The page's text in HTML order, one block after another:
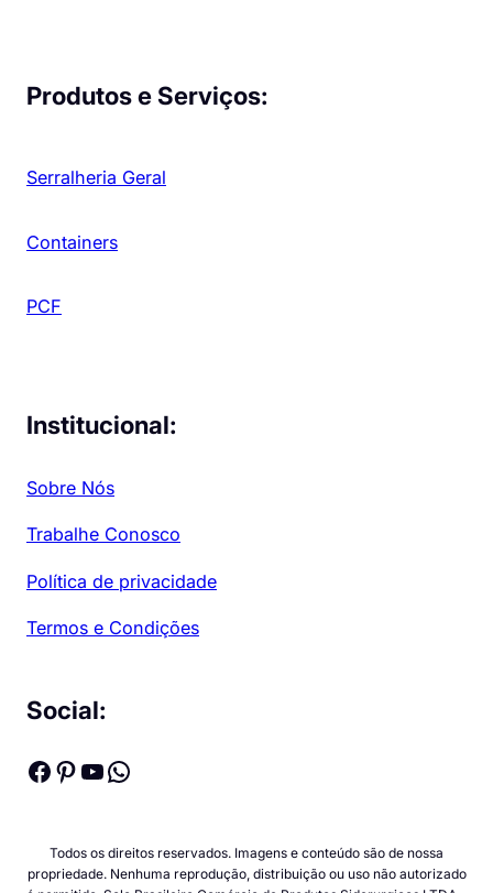
Produtos e Serviços:
Serralheria Geral
Containers
PCF
Institucional:
Sobre Nós
Trabalhe Conosco
Política de privacidade
Termos e Condições
Social:
Facebook Pinterest Youtube WhatsApp
Todos os direitos reservados. Imagens e conteúdo são de nossa
propriedade. Nenhuma reprodução, distribuição ou uso não autorizado